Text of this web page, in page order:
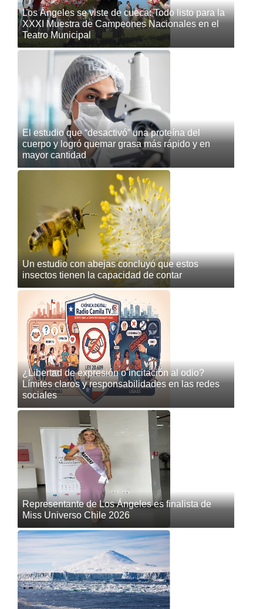
Los Ángeles se viste de cueca: Todo listo para la
XXXI Muestra de Campeones Nacionales en el
Teatro Municipal
El estudio que “desactivó” una proteína del
cuerpo y logró quemar grasa más rápido y en
mayor cantidad
Un estudio con abejas concluyó que estos
insectos tienen la capacidad de contar
¿Libertad de expresión o incitación al odio?
Límites claros y responsabilidades en las redes
sociales
Representante de Los Ángeles es finalista de
Miss Universo Chile 2026